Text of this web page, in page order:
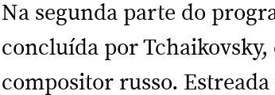
Na segunda parte do
concluída por
compositor russo.